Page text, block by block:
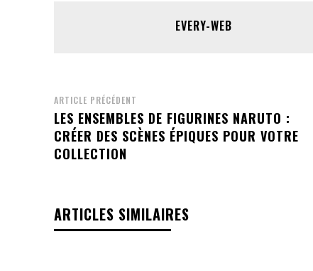
EVERY-WEB
ARTICLE PRÉCÉDENT
LES ENSEMBLES DE FIGURINES NARUTO :
CRÉER DES SCÈNES ÉPIQUES POUR VOTRE
COLLECTION
ARTICLES SIMILAIRES